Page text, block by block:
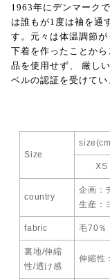
1963年にデンマーク
は誰もが1度は袖を通
す。元々は体温調節
下着を作ったことか
品を使用せず、 厳し
ベルの認証を受けてい
Size
XS
country
企画：
生産：
fabric 毛70
裏地/伸縮
性/透け感
伸縮性